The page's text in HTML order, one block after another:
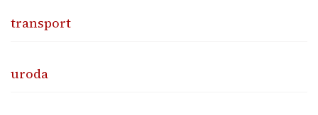
transport
uroda